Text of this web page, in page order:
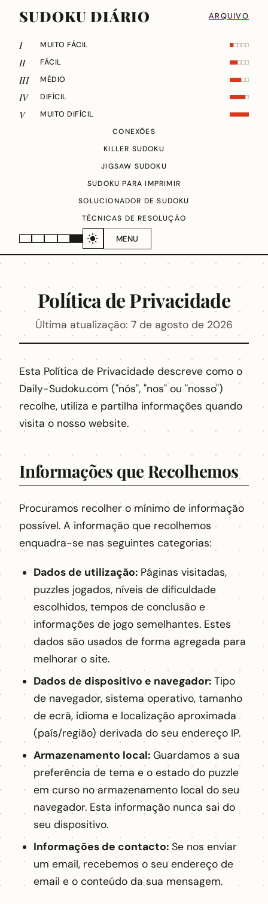
SUDOKU DIÁRIO ARQUIVO
MENU
I MUITO FÁCIL
II FÁCIL
III MÉDIO
IV DIFÍCIL
V
MUITO DIFÍCIL
CONEXÕES
KILLER SUDOKU
JIGSAW SUDOKU
SUDOKU PARA IMPRIMIR
SOLUCIONADOR DE SUDOKU
TÉCNICAS DE RESOLUÇÃO
Política de Privacidade
Última atualização: 7 de agosto de 2026
Esta Política de Privacidade descreve como o
Daily-Sudoku.com ("nós", "nos" ou "nosso")
recolhe, utiliza e partilha informações quando
visita o nosso website.
Informações que Recolhemos
Procuramos recolher o mínimo de informação
possível. A informação que recolhemos
enquadra-se nas seguintes categorias:
Dados de utilização: Páginas visitadas,
puzzles jogados, níveis de dificuldade
escolhidos, tempos de conclusão e
informações de jogo semelhantes. Estes
dados são usados de forma agregada para
melhorar o site.
Dados de dispositivo e navegador: Tipo
de navegador, sistema operativo, tamanho
de ecrã, idioma e localização aproximada
(país/região) derivada do seu endereço IP.
Armazenamento local: Guardamos a sua
preferência de tema e o estado do puzzle
em curso no armazenamento local do seu
navegador. Esta informação nunca sai do
seu dispositivo.
Informações de contacto: Se nos enviar
um email, recebemos o seu endereço de
email e o conteúdo da sua mensagem.